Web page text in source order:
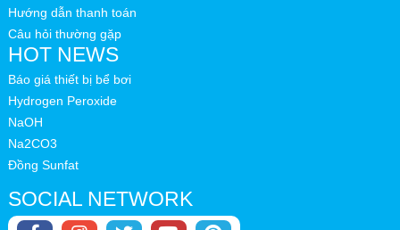
Hướng dẫn thanh toán
Câu hỏi thường gặp
HOT NEWS
Báo giá thiết bị bể bơi
Hydrogen Peroxide
NaOH
Na2CO3
Đồng Sunfat
SOCIAL NETWORK